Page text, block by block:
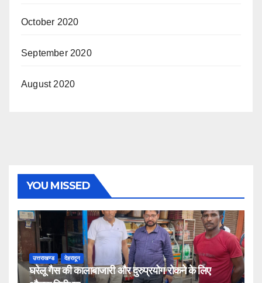
October 2020
September 2020
August 2020
YOU MISSED
उत्तराखण्ड देहरादून
घरेलू गैस की कालाबाजारी और दुरुप्रयोग रोकने के लिए